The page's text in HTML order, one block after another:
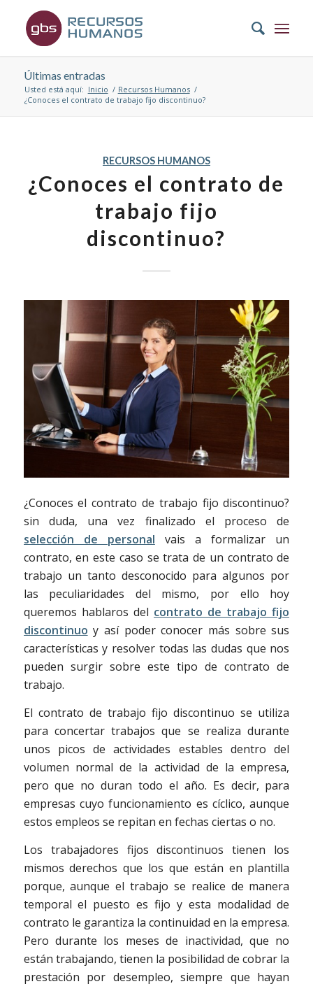
Últimas entradas
Usted está aquí: Inicio / Recursos Humanos /
¿Conoces el contrato de trabajo fijo discontinuo?
RECURSOS HUMANOS
¿Conoces el contrato de
trabajo fijo
discontinuo?
¿Conoces el contrato de trabajo fijo discontinuo?
sin duda, una vez finalizado el proceso de
selección de personal vais a formalizar un
contrato, en este caso se trata de un contrato de
trabajo un tanto desconocido para algunos por
las peculiaridades del mismo, por ello hoy
queremos hablaros del contrato de trabajo fijo
discontinuo y así poder conocer más sobre sus
características y resolver todas las dudas que nos
pueden surgir sobre este tipo de contrato de
trabajo.
El contrato de trabajo fijo discontinuo se utiliza
para concertar trabajos que se realiza durante
unos picos de actividades estables dentro del
volumen normal de la actividad de la empresa,
pero que no duran todo el año. Es decir, para
empresas cuyo funcionamiento es cíclico, aunque
estos empleos se repitan en fechas ciertas o no.
Los trabajadores fijos discontinuos tienen los
mismos derechos que los que están en plantilla
porque, aunque el trabajo se realice de manera
temporal el puesto es fijo y esta modalidad de
contrato le garantiza la continuidad en la empresa.
Pero durante los meses de inactividad, que no
están trabajando, tienen la posibilidad de cobrar la
prestación por desempleo, siempre que hayan